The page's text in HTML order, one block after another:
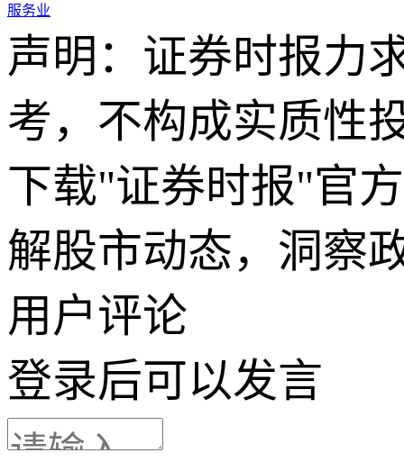
服务业
声明：证券时报力
考，不构成实质性
下载"证券时报"官
解股市动态，洞察
用户评论
登录后可以发言